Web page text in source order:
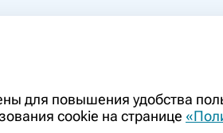
должна использоваться для
заменой очной консультации врача.
препарата. Информация о
для повышения удобства
cookie на странице